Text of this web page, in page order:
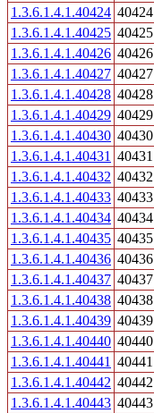
1.3.6.1.4.1.40424 40424
1.3.6.1.4.1.40425 40425
1.3.6.1.4.1.40426 40426
1.3.6.1.4.1.40427 40427
1.3.6.1.4.1.40428 40428
1.3.6.1.4.1.40429 40429
1.3.6.1.4.1.40430 40430
1.3.6.1.4.1.40431 40431
1.3.6.1.4.1.40432 40432
1.3.6.1.4.1.40433 40433
1.3.6.1.4.1.40434 40434
1.3.6.1.4.1.40435 40435
1.3.6.1.4.1.40436 40436
1.3.6.1.4.1.40437 40437
1.3.6.1.4.1.40438 40438
1.3.6.1.4.1.40439 40439
1.3.6.1.4.1.40440 40440
1.3.6.1.4.1.40441 40441
1.3.6.1.4.1.40442 40442
1.3.6.1.4.1.40443 40443